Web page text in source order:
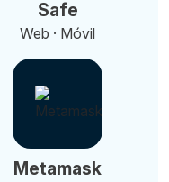
Safe
Web · Móvil
Metamask